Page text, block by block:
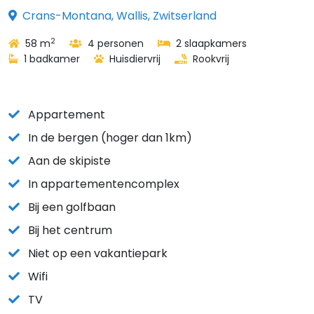
Crans-Montana, Wallis, Zwitserland
58 m2 4 personen
2 slaapkamers
1 badkamer
Huisdiervrij Rookvrij
Appartement
In de bergen (hoger dan 1km)
Aan de skipiste
In appartementencomplex
Bij een golfbaan
Bij het centrum
Niet op een vakantiepark
Wifi
TV